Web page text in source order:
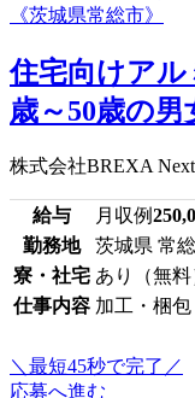
住宅向けアル
歳～50歳の男
株式会社BREXA Next
給与 月収例
勤務地
茨城県 常
寮・社宅 あり（無料
仕事内容 加工・梱
＼最短45秒で完了／
応募へ進む